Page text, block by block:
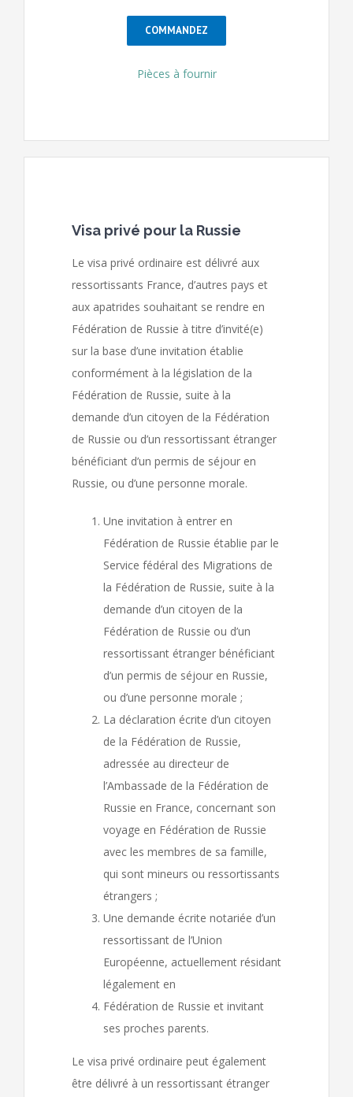
COMMANDEZ
Pièces à fournir
Visa privé pour la Russie
Le visa privé ordinaire est délivré aux
ressortissants France, d’autres pays et
aux apatrides souhaitant se rendre en
Fédération de Russie à titre d’invité(e)
sur la base d’une invitation établie
conformément à la législation de la
Fédération de Russie, suite à la
demande d’un citoyen de la Fédération
de Russie ou d’un ressortissant étranger
bénéficiant d’un permis de séjour en
Russie, ou d’une personne morale.
Une invitation à entrer en
Fédération de Russie établie par le
Service fédéral des Migrations de
la Fédération de Russie, suite à la
demande d’un citoyen de la
Fédération de Russie ou d’un
ressortissant étranger bénéficiant
d’un permis de séjour en Russie,
ou d’une personne morale ;
La déclaration écrite d’un citoyen
de la Fédération de Russie,
adressée au directeur de
l’Ambassade de la Fédération de
Russie en France, concernant son
voyage en Fédération de Russie
avec les membres de sa famille,
qui sont mineurs ou ressortissants
étrangers ;
Une demande écrite notariée d’un
ressortissant de l’Union
Européenne, actuellement résidant
légalement en
Fédération de Russie et invitant
ses proches parents.
Le visa privé ordinaire peut également
être délivré à un ressortissant étranger